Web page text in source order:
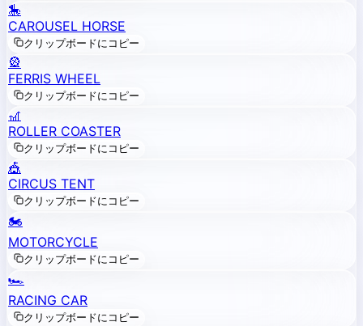
🎠
CAROUSEL HORSE
クリップボードにコピー
🎡
FERRIS WHEEL
クリップボードにコピー
🎢
ROLLER COASTER
クリップボードにコピー
🎪
CIRCUS TENT
クリップボードにコピー
🏍️
MOTORCYCLE
クリップボードにコピー
🏎️
RACING CAR
クリップボードにコピー